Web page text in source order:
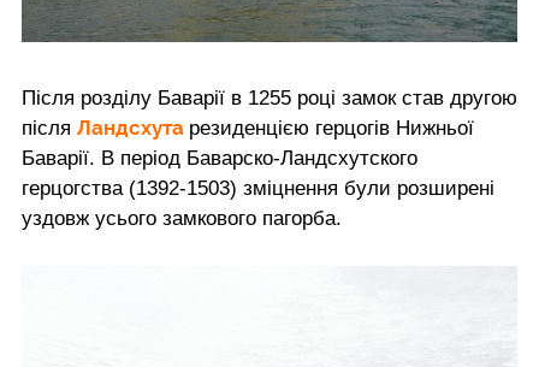
Після розділу Баварії в 1255 році замок став другою
після Ландсхута резиденцією герцогів Нижньої
Баварії. В період Баварско-Ландсхутского
герцогства (1392-1503) зміцнення були розширені
уздовж усього замкового пагорба.